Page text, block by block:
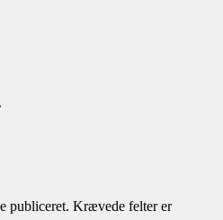
publiceret. Krævede felter er